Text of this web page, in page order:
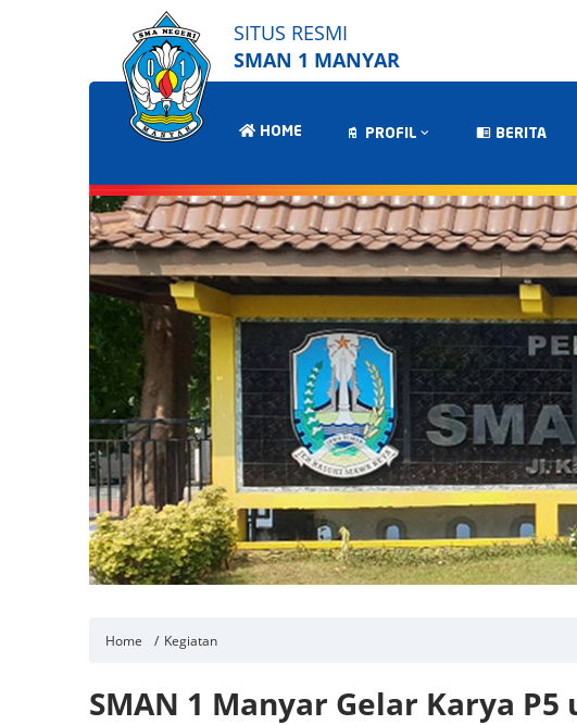
SITUS RESMI
SMAN 1 MANYAR
HOME PROFIL BERITA
Home Kegiatan
SMAN 1 Manyar Gelar Karya